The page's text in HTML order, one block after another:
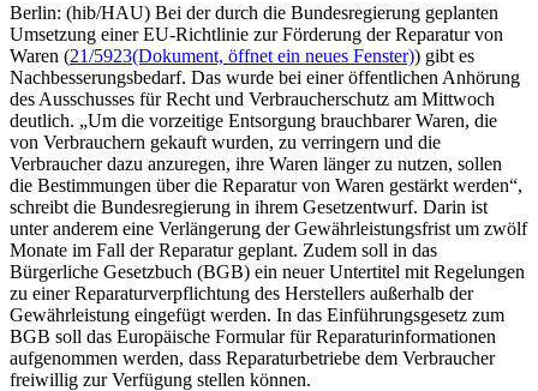
Berlin: (hib/HAU) Bei der durch die Bundesregierung geplanten
Umsetzung einer EU-Richtlinie zur Förderung der Reparatur von
Waren (21/5923(Dokument, öffnet ein neues Fenster)) gibt es
Nachbesserungsbedarf. Das wurde bei einer öffentlichen Anhörung
des Ausschusses für Recht und Verbraucherschutz am Mittwoch
deutlich. „Um die vorzeitige Entsorgung brauchbarer Waren, die
von Verbrauchern gekauft wurden, zu verringern und die
Verbraucher dazu anzuregen, ihre Waren länger zu nutzen, sollen
die Bestimmungen über die Reparatur von Waren gestärkt werden“,
schreibt die Bundesregierung in ihrem Gesetzentwurf. Darin ist
unter anderem eine Verlängerung der Gewährleistungsfrist um zwölf
Monate im Fall der Reparatur geplant. Zudem soll in das
Bürgerliche Gesetzbuch (BGB) ein neuer Untertitel mit Regelungen
zu einer Reparaturverpflichtung des Herstellers außerhalb der
Gewährleistung eingefügt werden. In das Einführungsgesetz zum
BGB soll das Europäische Formular für Reparaturinformationen
aufgenommen werden, dass Reparaturbetriebe dem Verbraucher
freiwillig zur Verfügung stellen können.